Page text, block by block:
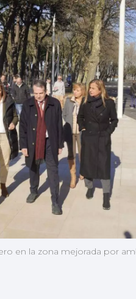
en la zona mejorada por